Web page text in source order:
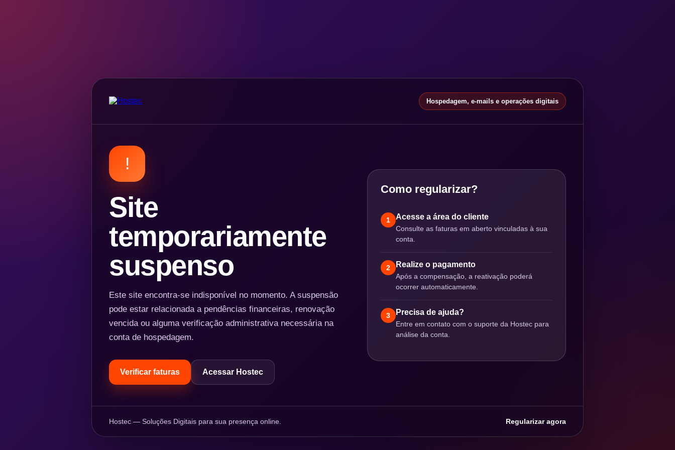
Hospedagem, e-mails e operações digitais
!
Site
temporariamente
suspenso
Este site encontra-se indisponível no momento. A suspensão
pode estar relacionada a pendências financeiras, renovação
vencida ou alguma verificação administrativa necessária na
conta de hospedagem.
Verificar faturas Acessar Hostec
Como regularizar?
1 Acesse a área do cliente
Consulte as faturas em aberto vinculadas à sua
conta.
2 Realize o pagamento
Após a compensação, a reativação poderá
ocorrer automaticamente.
3 Precisa de ajuda?
Entre em contato com o suporte da Hostec para
análise da conta.
Hostec — Soluções Digitais para sua presença online. Regularizar agora